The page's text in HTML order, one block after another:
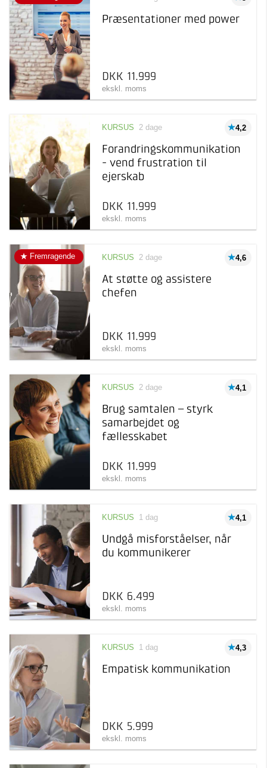
Præsentationer med power
DKK 11.999
ekskl. moms
4,2
KURSUS 2 dage
Forandringskommunikation
- vend frustration til
ejerskab
DKK 11.999
ekskl. moms
Fremragende 4,6
KURSUS 2 dage
At støtte og assistere
chefen
DKK 11.999
ekskl. moms
4,1
KURSUS 2 dage
Brug samtalen – styrk
samarbejdet og
fællesskabet
DKK 11.999
ekskl. moms
4,1
KURSUS 1 dag
Undgå misforståelser, når
du kommunikerer
DKK 6.499
ekskl. moms
4,3
KURSUS 1 dag
Empatisk kommunikation
DKK 5.999
ekskl. moms